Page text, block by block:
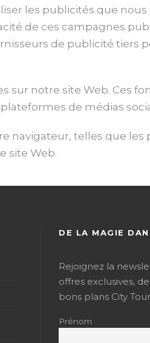
les publicités que
de ces campagnes
de publicité tiers
sur notre site Web. Ces
de médias
navigateur, telles que
site Web.
DE LA MAGIE
Rejoignez la
offres exclusives,
bons plans City
Prénom